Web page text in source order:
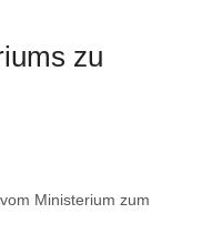
zu
Ministerium zum